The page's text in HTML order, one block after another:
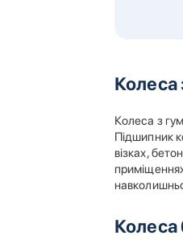
Колеса
Колеса з
Підшипник
візках,
Колеса